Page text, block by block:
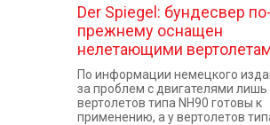
Der Spiegel: бундесвер по-
прежнему оснащен
нелетающими
По информации немецкого
за проблем с двигателями лишь
вертолетов типа NH90 готовы к
применению, а у вертолетов